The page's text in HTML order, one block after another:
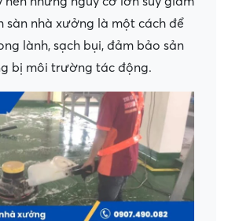
sàn nhà xưởng là một cách để
lành, sạch bụi, đảm bảo sản
bị môi trường tác động.